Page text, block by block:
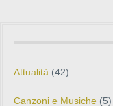
Attualità (42)
Canzoni e Musiche (5)